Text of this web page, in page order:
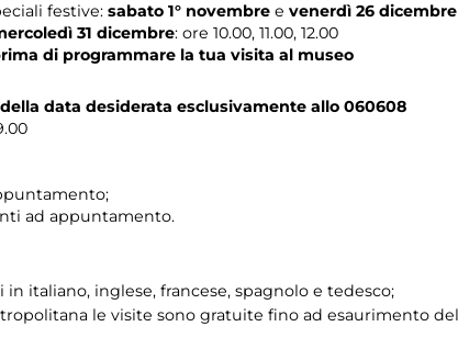
festive: sabato 1° novembre e venerdì 26 dicembre
31 dicembre: ore 10.00, 11.00, 12.00
di programmare la tua visita al museo
data desiderata esclusivamente allo 060608
ad appuntamento.
italiano, inglese, francese, spagnolo e tedesco;
le visite sono gratuite fino ad esaurimento